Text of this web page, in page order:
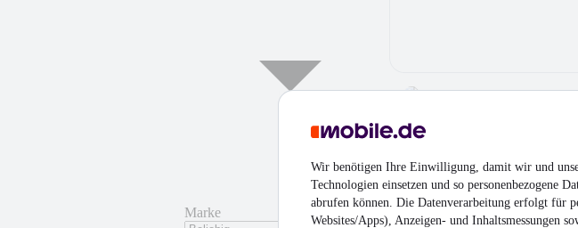
Wir benötigen Ihre Einwilligung, damit wir und
Technologien einsetzen und so personenbezogene
abrufen können. Die Datenverarbeitung erfolgt für
Websites/Apps), Anzeigen- und Inhaltsmessungen
Marke